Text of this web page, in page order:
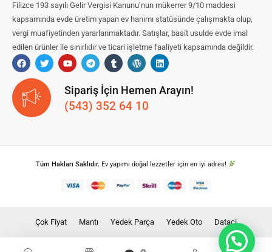
Filizce 193 sayılı Gelir Vergisi Kanunu’nun mükerrer 9/10 maddesi
kapsamında evde üretim yapan ev hanımı statüsünde çalışmakta olup,
vergi muafiyetinden yararlanmaktadır. Satışlar, basit usulde evde imal
edilen ürünler ile sınırlıdır ve ticari işletme faaliyeti kapsamında değildir.
Sipariş İçin Hemen Arayın!
(543) 352 64 10
Tüm Hakları Saklıdır. Ev yapımı doğal lezzetler için en iyi adres!
Çok Fiyat Mantı Yedek Parça Yedek Oto Dataci